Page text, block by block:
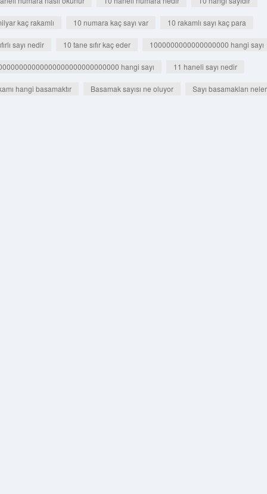
kaç rakamlı 10 numara kaç sayı var 10 rakamlı sayı kaç para
sayı nedir 10 tane sıfır kaç eder 1000000000000000000 hangi sayı
hangi sayı 11 haneli sayı nedir
hangi basamaktır Basamak sayısı ne oluyor Sayı basamakları